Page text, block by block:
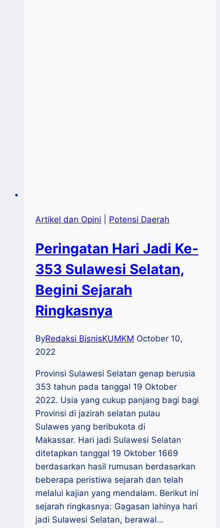
Artikel dan Opini Potensi Daerah
Peringatan Hari Jadi Ke-
353 Sulawesi Selatan,
Begini Sejarah
Ringkasnya
ByRedaksi BisnisKUMKM October 10,
2022
Provinsi Sulawesi Selatan genap berusia
353 tahun pada tanggal 19 Oktober
2022. Usia yang cukup panjang bagi bagi
Provinsi di jazirah selatan pulau
Sulawes yang beribukota di
Makassar. Hari jadi Sulawesi Selatan
ditetapkan tanggal 19 Oktober 1669
berdasarkan hasil rumusan berdasarkan
beberapa peristiwa sejarah dan telah
melalui kajian yang mendalam. Berikut ini
sejarah ringkasnya: Gagasan lahinya hari
jadi Sulawesi Selatan, berawal…